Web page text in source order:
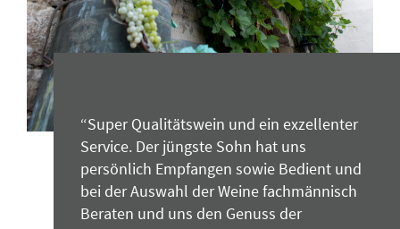
“Super Qualitätswein und ein exzellenter
Service. Der jüngste Sohn hat uns
persönlich Empfangen sowie Bedient und
bei der Auswahl der Weine fachmännisch
Beraten und uns den Genuss der